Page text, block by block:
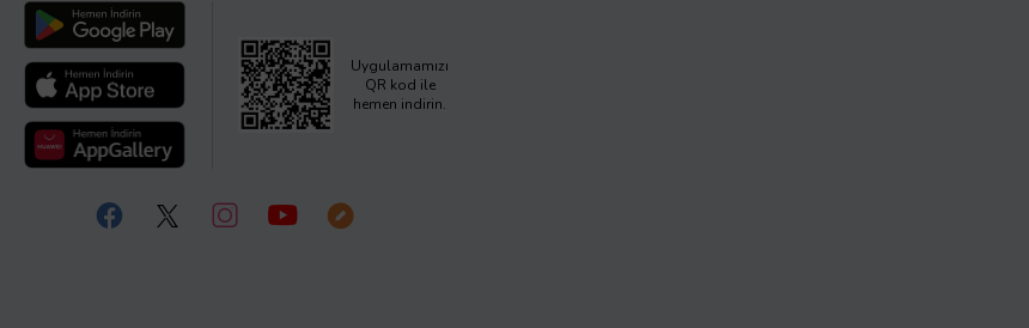
Uygulamamızı
QR kod ile
hemen indirin.